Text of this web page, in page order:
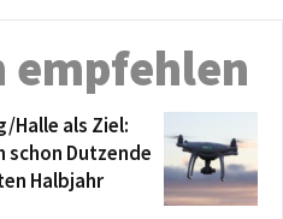
empfehlen
Halle als Ziel:
schon Dutzende
Halbjahr